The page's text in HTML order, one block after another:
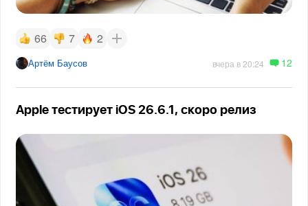
66 7 2
Артём Баусов вчера в 20:24 12
Apple тестирует iOS 26.6.1, скоро релиз